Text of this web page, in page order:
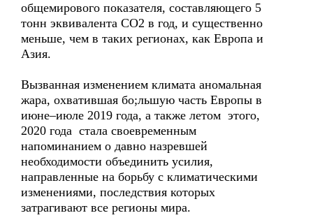
общемирового показателя, составляющего 5
тонн эквивалента CO2 в год, и существенно
меньше, чем в таких регионах, как Европа и
Азия.
Вызванная изменением климата аномальная
жара, охватившая бо;льшую часть Европы в
июне–июле 2019 года, а также летом этого,
2020 года стала своевременным
напоминанием о давно назревшей
необходимости объединить усилия,
направленные на борьбу с климатическими
изменениями, последствия которых
затрагивают все регионы мира.